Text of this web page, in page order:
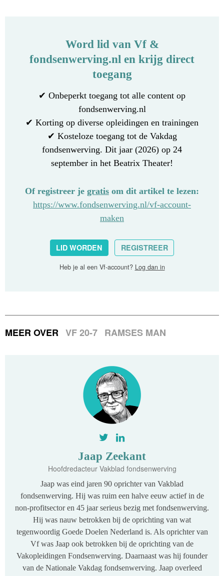
Word lid van Vf &
fondsenwerving.nl en krijg direct
toegang
✔ Onbeperkt toegang tot alle content op
fondsenwerving.nl
✔ Korting op diverse opleidingen en trainingen
✔ Kosteloze toegang tot de Vakdag
fondsenwerving. Dit jaar (2026) op 24
september in het Beatrix Theater!
Of registreer je gratis om dit artikel te lezen:
https://www.fondsenwerving.nl/vf-account-
maken
LID WORDEN REGISTREER
Heb je al een Vf-account? Log dan in
MEER OVER VF 20-7 RAMSES MAN
Jaap Zeekant
Hoofdredacteur Vakblad fondsenwerving
Jaap was eind jaren 90 oprichter van Vakblad
fondsenwerving. Hij was ruim een halve eeuw actief in de
non-profitsector en 45 jaar serieus bezig met fondsenwerving.
Hij was nauw betrokken bij de oprichting van wat
tegenwoordig Goede Doelen Nederland is. Als oprichter van
Vf was Jaap ook betrokken bij de oprichting van de
Vakopleidingen Fondsenwerving. Daarnaast was hij founder
van de Nationale Vakdag fondsenwerving. Jaap overleed